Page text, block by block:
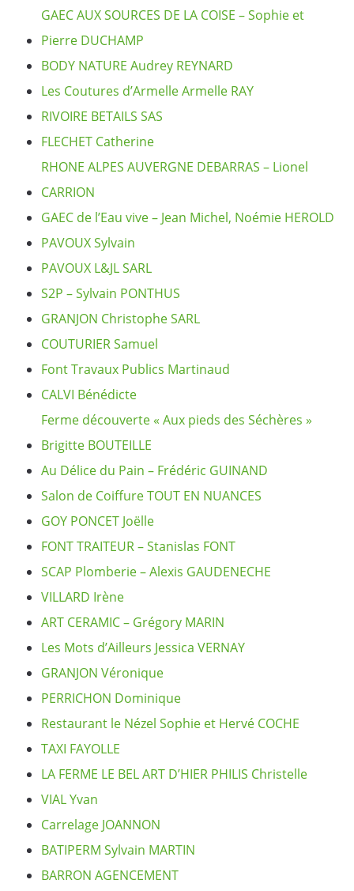
GAEC AUX SOURCES DE LA COISE – Sophie et
Pierre DUCHAMP
BODY NATURE Audrey REYNARD
Les Coutures d’Armelle Armelle RAY
RIVOIRE BETAILS SAS
FLECHET Catherine
RHONE ALPES AUVERGNE DEBARRAS – Lionel
CARRION
GAEC de l’Eau vive – Jean Michel, Noémie HEROLD
PAVOUX Sylvain
PAVOUX L&JL SARL
S2P – Sylvain PONTHUS
GRANJON Christophe SARL
COUTURIER Samuel
Font Travaux Publics Martinaud
CALVI Bénédicte
Ferme découverte « Aux pieds des Séchères »
Brigitte BOUTEILLE
Au Délice du Pain – Frédéric GUINAND
Salon de Coiffure TOUT EN NUANCES
GOY PONCET Joëlle
FONT TRAITEUR – Stanislas FONT
SCAP Plomberie – Alexis GAUDENECHE
VILLARD Irène
ART CERAMIC – Grégory MARIN
Les Mots d’Ailleurs Jessica VERNAY
GRANJON Véronique
PERRICHON Dominique
Restaurant le Nézel Sophie et Hervé COCHE
TAXI FAYOLLE
LA FERME LE BEL ART D’HIER PHILIS Christelle
VIAL Yvan
Carrelage JOANNON
BATIPERM Sylvain MARTIN
BARRON AGENCEMENT